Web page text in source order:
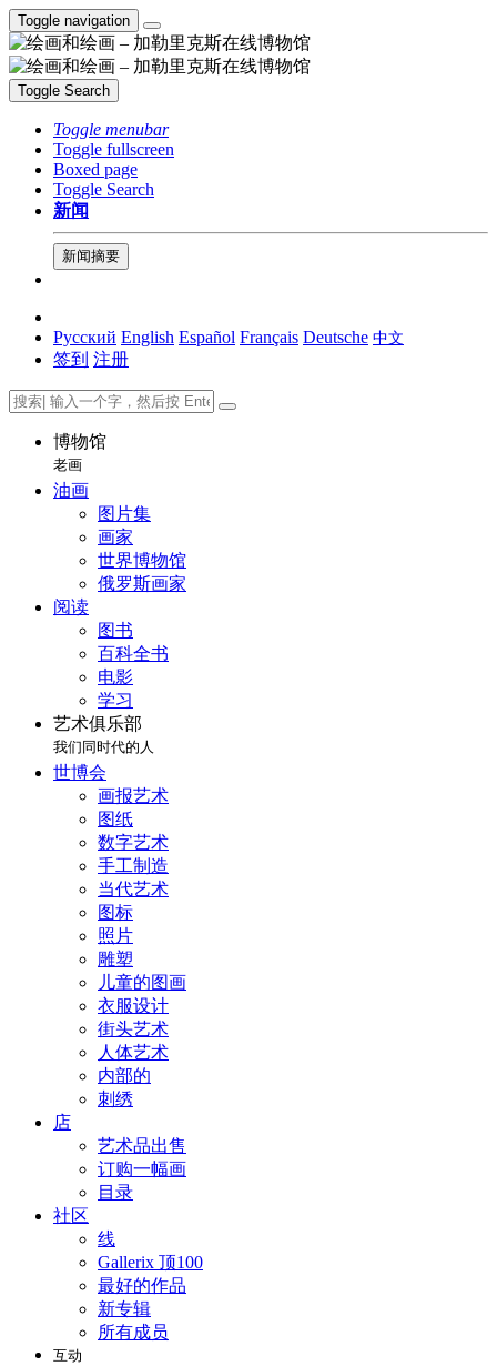
Toggle navigation
Toggle Search
Toggle menubar
Toggle fullscreen
Boxed page
Toggle Search
新闻
新闻摘要
Русский English Español Français Deutsche 中文
签到 注册
博物馆
老画
油画
图片集
画家
世界博物馆
俄罗斯画家
阅读
图书
百科全书
电影
学习
艺术俱乐部
我们同时代的人
世博会
画报艺术
图纸
数字艺术
手工制造
当代艺术
图标
照片
雕塑
儿童的图画
衣服设计
街头艺术
人体艺术
内部的
刺绣
店
艺术品出售
订购一幅画
目录
社区
线
Gallerix 顶100
最好的作品
新专辑
所有成员
互动